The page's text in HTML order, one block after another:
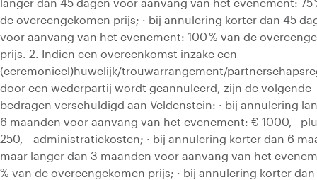
de overeengekomen prijs; · bij annulering korter dan 45
voor aanvang van het evenement: 100 % van de
prijs. 2. Indien een overeenkomst inzake een
(ceremonieel)huwelijk/trouwarrangement/
door een wederpartij wordt geannuleerd, zijn de volgende
bedragen verschuldigd aan Veldenstein: · bij annulering
6 maanden voor aanvang van het evenement: € 1000,–
250,-- administratiekosten; · bij annulering korter dan 6
maar langer dan 3 maanden voor aanvang van het
% van de overeengekomen prijs; · bij annulering korter